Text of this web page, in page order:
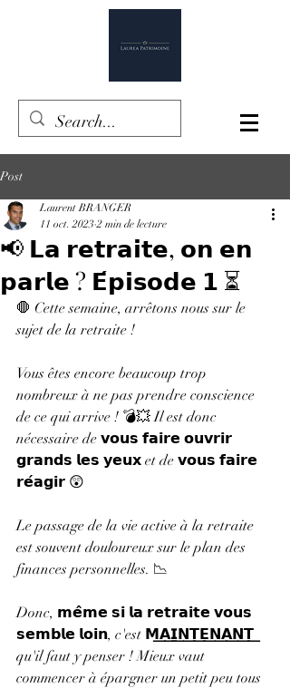
Post
📢 𝗟𝗮 𝗿𝗲𝘁𝗿𝗮𝗶𝘁𝗲, 𝗼𝗻 𝗲𝗻
𝗽𝗮𝗿𝗹𝗲 ? 𝗘́𝗽𝗶𝘀𝗼𝗱𝗲 𝟭 ⏳
Laurent BRANGER
11 oct. 2023 2 min de lecture
🛑 Cette semaine, arrêtons nous sur le
sujet de la retraite !
Vous êtes encore beaucoup trop
nombreux à ne pas prendre conscience
de ce qui arrive ! 💣💥 Il est donc
nécessaire de 𝘃𝗼𝘂𝘀 𝗳𝗮𝗶𝗿𝗲 𝗼𝘂𝘃𝗿𝗶𝗿
𝗴𝗿𝗮𝗻𝗱𝘀 𝗹𝗲𝘀 𝘆𝗲𝘂𝘅 et de 𝘃𝗼𝘂𝘀 𝗳𝗮𝗶𝗿𝗲
𝗿𝗲́𝗮𝗴𝗶𝗿 😲
Le passage de la vie active à la retraite
est souvent douloureux sur le plan des
finances personnelles. 📉
Donc, 𝗺𝗲̂𝗺𝗲 𝘀𝗶 𝗹𝗮 𝗿𝗲𝘁𝗿𝗮𝗶𝘁𝗲 𝘃𝗼𝘂𝘀
𝘀𝗲𝗺𝗯𝗹𝗲 𝗹𝗼𝗶𝗻, c'est 𝗠͟𝗔͟𝗜͟𝗡͟𝗧͟𝗘͟𝗡͟𝗔͟𝗡͟𝗧͟
qu'il faut y penser ! Mieux vaut
commencer à épargner un petit peu tous